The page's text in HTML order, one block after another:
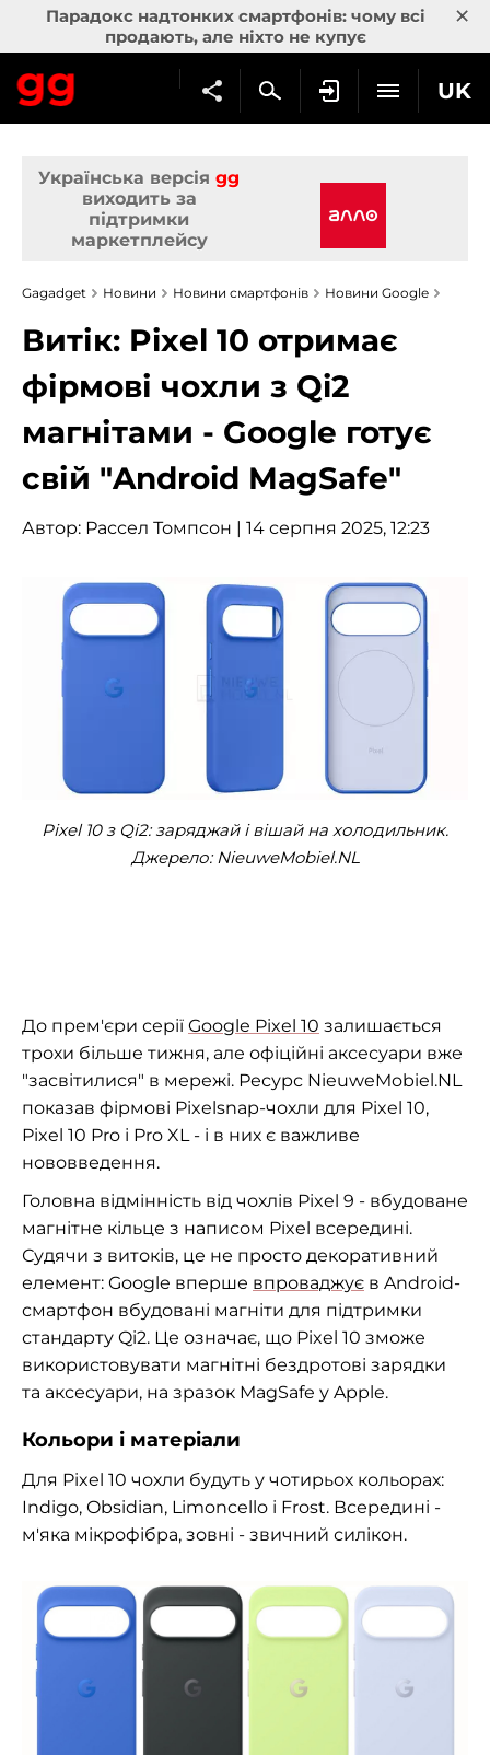
Парадокс надтонких смартфонів: чому всі
продають, але ніхто не купує
×
UK
Українська версія gg
виходить за
підтримки
маркетплейсу
Gagadget Новини Новини смартфонів Новини Google
Витік: Pixel 10 отримає
фірмові чохли з Qi2
магнітами - Google готує
свій "Android MagSafe"
Автор: Рассел Томпсон | 14 серпня 2025, 12:23
Pixel 10 з Qi2: заряджай і вішай на холодильник.
Джерело: NieuweMobiel.NL
До прем'єри серії Google Pixel 10 залишається
трохи більше тижня, але офіційні аксесуари вже
"засвітилися" в мережі. Ресурс NieuweMobiel.NL
показав фірмові Pixelsnap-чохли для Pixel 10,
Pixel 10 Pro і Pro XL - і в них є важливе
нововведення.
Головна відмінність від чохлів Pixel 9 - вбудоване
магнітне кільце з написом Pixel всередині.
Судячи з витоків, це не просто декоративний
елемент: Google вперше впроваджує в Android-
смартфон вбудовані магніти для підтримки
стандарту Qi2. Це означає, що Pixel 10 зможе
використовувати магнітні бездротові зарядки
та аксесуари, на зразок MagSafe у Apple.
Кольори і матеріали
Для Pixel 10 чохли будуть у чотирьох кольорах:
Indigo, Obsidian, Limoncello і Frost. Всередині -
м'яка мікрофібра, зовні - звичний силікон.